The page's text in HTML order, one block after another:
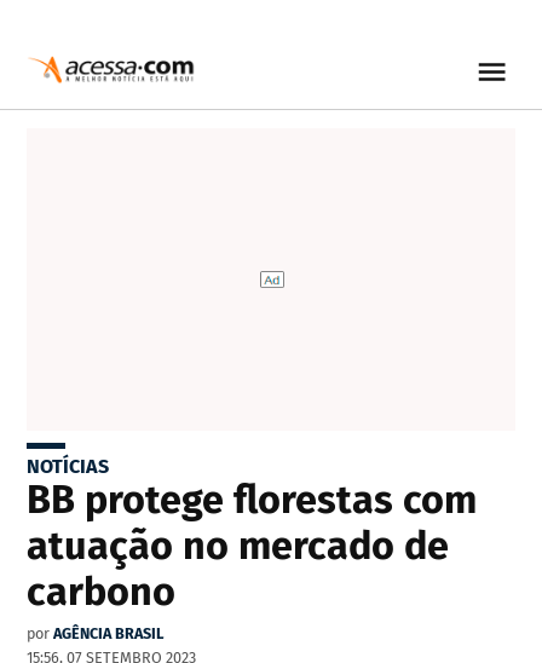
NOTÍCIAS
BB protege florestas com
atuação no mercado de
carbono
por AGÊNCIA BRASIL
15:56, 07 SETEMBRO 2023